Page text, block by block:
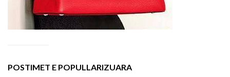
POSTIMET E POPULLARIZUARA